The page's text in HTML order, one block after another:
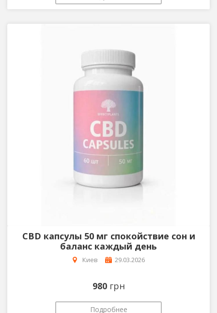
CBD капсулы 50 мг спокойствие сон и
баланс каждый день
Киев 29.03.2026
980 грн
Подробнее